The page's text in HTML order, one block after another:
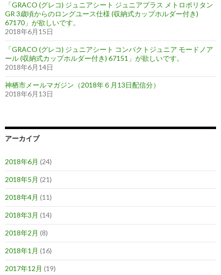
「GRACO (グレコ) ジュニアシート ジュニアプラス メトロポリタン
GR 3歳頃からのロングユース仕様 (収納式カップホルダー付き)
67170」が欲しいです。
2018年6月15日
「GRACO (グレコ) ジュニアシート コンパクトジュニア モードノア
ール (収納式カップホルダー付き) 67151」が欲しいです。
2018年6月14日
神栖市メールマガジン（2018年６月13日配信分）
2018年6月13日
アーカイブ
2018年6月 (24)
2018年5月 (21)
2018年4月 (11)
2018年3月 (14)
2018年2月 (8)
2018年1月 (16)
2017年12月 (19)